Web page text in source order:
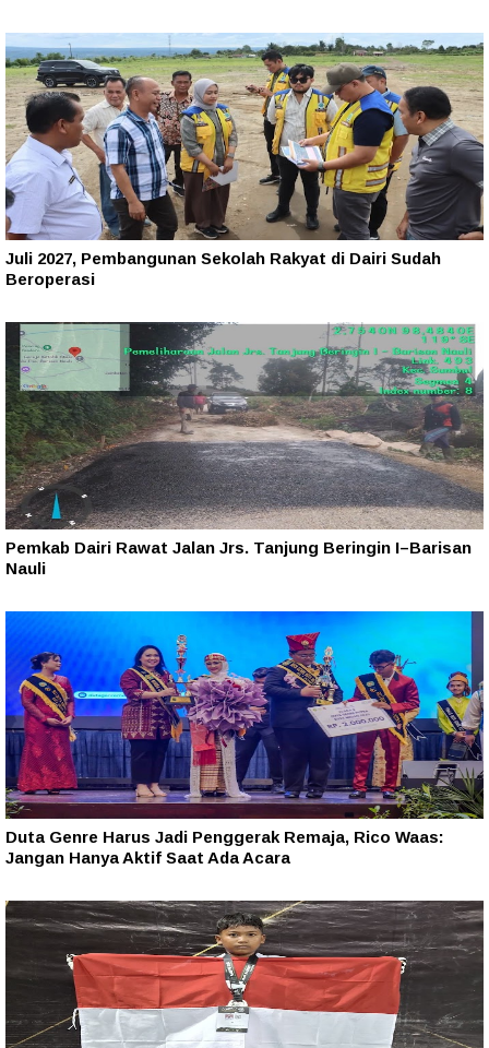
Juli 2027, Pembangunan Sekolah Rakyat di Dairi Sudah
Beroperasi
Pemkab Dairi Rawat Jalan Jrs. Tanjung Beringin I–Barisan
Nauli
Duta Genre Harus Jadi Penggerak Remaja, Rico Waas:
Jangan Hanya Aktif Saat Ada Acara